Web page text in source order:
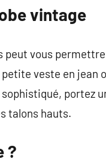
vintage
vous
veste en jean
portez
talons hauts.
?